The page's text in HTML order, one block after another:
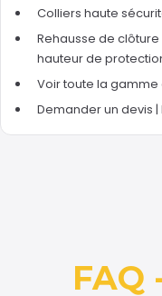
Colliers haute
Rehausse de clôture
hauteur de
Voir toute la gamme
Demander un devis |
FAQ